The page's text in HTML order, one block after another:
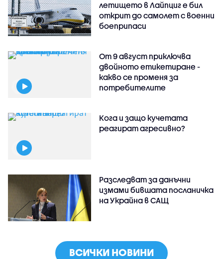
летището в Лайпциг е бил
открит до самолет с военни
боеприпаси
От 9 август приключва
двойното етикетиране -
какво се променя за
потребителите
Кога и защо кучетата
реагират агресивно?
Разследват за данъчни
измами бившата посланичка
на Украйна в САЩ
ВСИЧКИ НОВИНИ